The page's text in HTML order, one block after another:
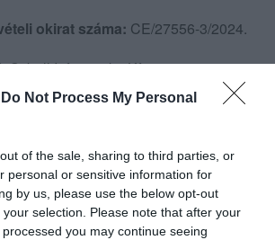
Do Not Process My Personal
of the sale, sharing to third parties, or
personal or sensitive information for
by us, please use the below opt-out
selection. Please note that after your
you may continue seeing
okirat száma: CE/27556-3/2024.
Sybell Informatika Kft.
1158 Budapest, Késmárk u. 7/B 2.
mail-cím a szpemrobotok elleni
engedélyeznie kell a
707 67 26